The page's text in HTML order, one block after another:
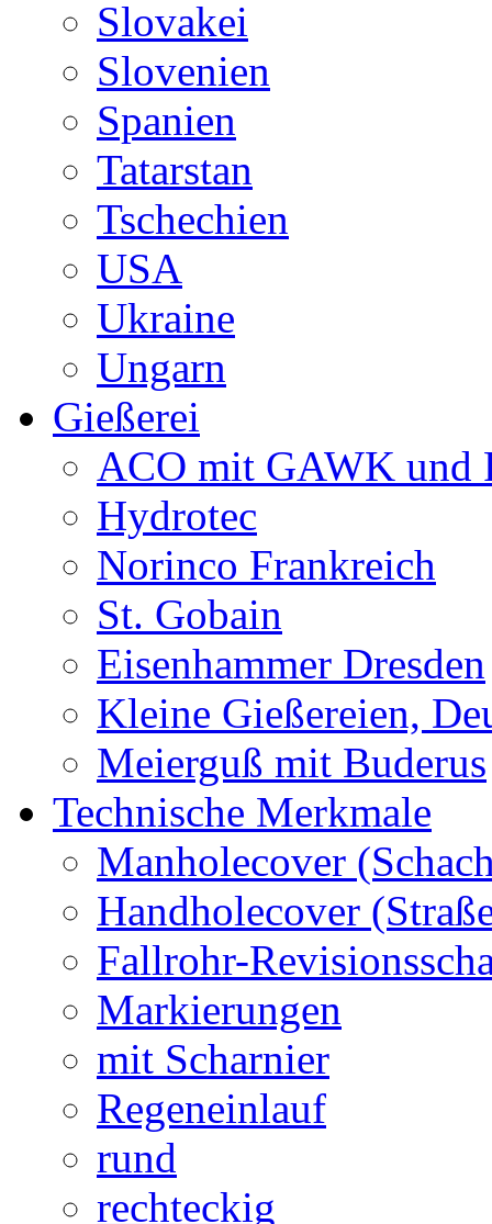
Slovakei
Slovenien
Spanien
Tatarstan
Tschechien
USA
Ukraine
Ungarn
Gießerei
ACO mit GAWK und
Hydrotec
Norinco Frankreich
St. Gobain
Eisenhammer Dresden
Kleine Gießereien,
Meierguß mit Buderus
Technische Merkmale
Manholecover
Handholecover
Fallrohr-
Markierungen
mit Scharnier
Regeneinlauf
rund
rechteckig